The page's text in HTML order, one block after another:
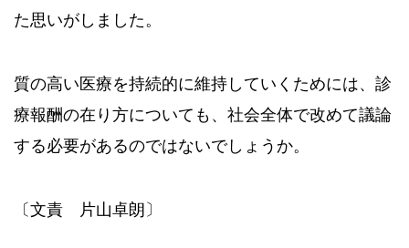
た思いがしました。
質の高い医療を持続的に維持していくためには、診
療報酬の在り方についても、社会全体で改めて議論
する必要があるのではないでしょうか。
〔文責 片山卓朗〕